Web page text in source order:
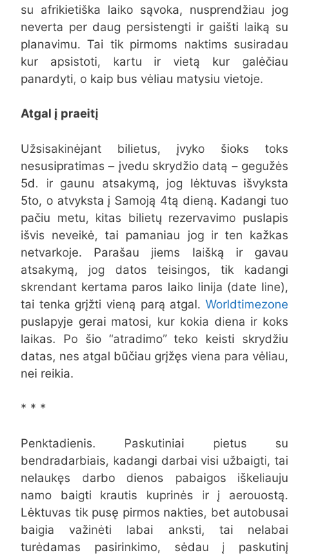
su afrikietiška laiko sąvoka, nusprendžiau jog
neverta per daug persistengti ir gaišti laiką su
planavimu. Tai tik pirmoms naktims susiradau
kur apsistoti, kartu ir vietą kur galėčiau
panardyti, o kaip bus vėliau matysiu vietoje.
Atgal į praeitį
Užsisakinėjant bilietus, įvyko šioks toks
nesusipratimas – įvedu skrydžio datą – gegužės
5d. ir gaunu atsakymą, jog lėktuvas išvyksta
5to, o atvyksta į Samoją 4tą dieną. Kadangi tuo
pačiu metu, kitas bilietų rezervavimo puslapis
išvis neveikė, tai pamaniau jog ir ten kažkas
netvarkoje. Parašau jiems laišką ir gavau
atsakymą, jog datos teisingos, tik kadangi
skrendant kertama paros laiko linija (date line),
tai tenka grįžti vieną parą atgal. Worldtimezone
puslapyje gerai matosi, kur kokia diena ir koks
laikas. Po šio “atradimo” teko keisti skrydžiu
datas, nes atgal būčiau grįžęs viena para vėliau,
nei reikia.
* * *
Penktadienis. Paskutiniai pietus su
bendradarbiais, kadangi darbai visi užbaigti, tai
nelaukęs darbo dienos pabaigos iškeliauju
namo baigti krautis kuprinės ir į aerouostą.
Lėktuvas tik pusę pirmos nakties, bet autobusai
baigia važinėti labai anksti, tai nelabai
turėdamas pasirinkimo, sėdau į paskutinį